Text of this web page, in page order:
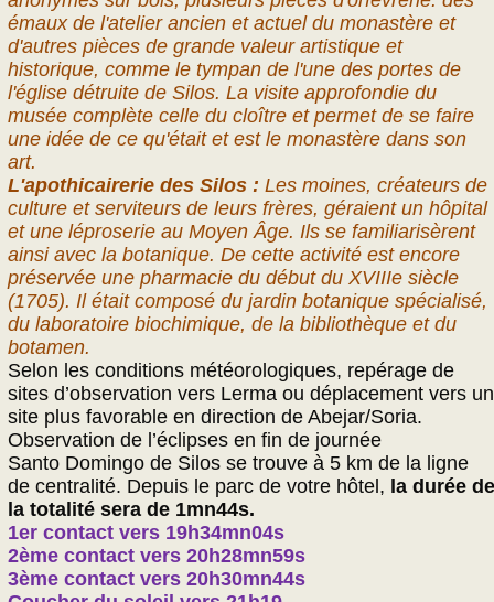
émaux de l'atelier ancien et actuel du monastère et
d'autres pièces de grande valeur artistique et
historique, comme le tympan de l'une des portes de
l'église détruite de Silos. La visite approfondie du
musée complète celle du cloître et permet de se faire
une idée de ce qu'était et est le monastère dans son
art.
L'apothicairerie des Silos : Les moines, créateurs de
culture et serviteurs de leurs frères, géraient un hôpital
et une léproserie au Moyen Âge. Ils se familiarisèrent
ainsi avec la botanique. De cette activité est encore
préservée une pharmacie du début du XVIIIe siècle
(1705). Il était composé du jardin botanique spécialisé,
du laboratoire biochimique, de la bibliothèque et du
botamen.
Selon les conditions météorologiques, repérage de
sites d’observation vers Lerma ou déplacement vers un
site plus favorable en direction de Abejar/Soria.
Observation de l’éclipses en fin de journée
Santo Domingo de Silos se trouve à 5 km de la ligne
de centralité. Depuis le parc de votre hôtel, la durée de
la totalité sera de 1mn44s.
1er contact vers 19h34mn04s
2ème contact vers 20h28mn59s
3ème contact vers 20h30mn44s